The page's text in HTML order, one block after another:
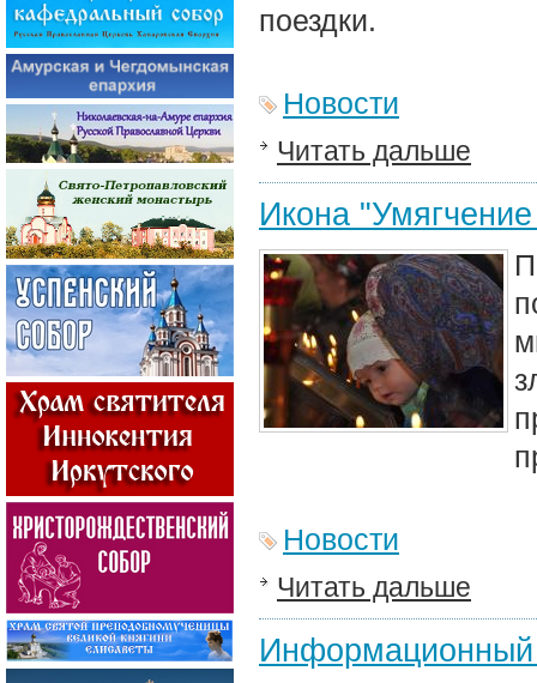
поездки.
Новости
Читать дальше
Икона
Новости
Читать дальше